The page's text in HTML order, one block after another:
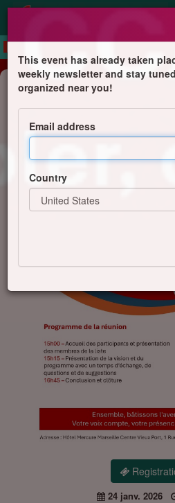
Public lecture
Elections du CCAF
présentation et
Devedjian & A. Deyirmendjian
24 janv. 2026
This event has already taken
weekly newsletter and stay
organized near you!
Email address
Country